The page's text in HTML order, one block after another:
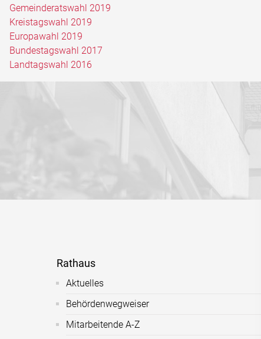
Gemeinderatswahl 2019
Kreistagswahl 2019
Europawahl 2019
Bundestagswahl 2017
Landtagswahl 2016
Rathaus
Aktuelles
Behördenwegweiser
Mitarbeitende A-Z